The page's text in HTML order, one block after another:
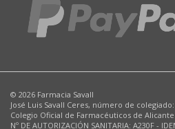
© 2026 Farmacia Savall
José Luis Savall Ceres, número de
Colegio Oficial de Farmacéuticos de Alicante
Nº DE AUTORIZACIÓN SANITARIA: A230F -